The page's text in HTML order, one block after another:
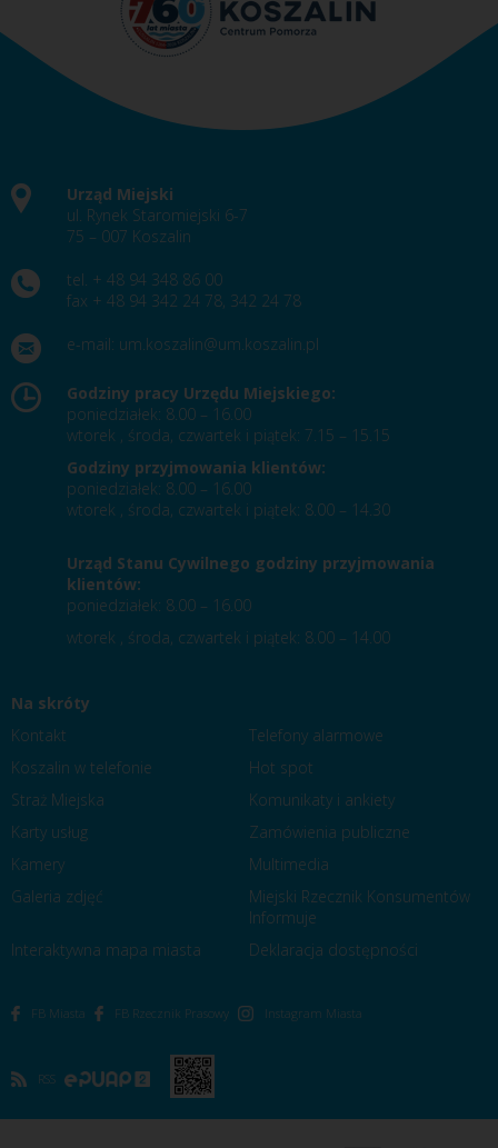
Urząd Miejski
ul. Rynek Staromiejski 6-7
75 – 007 Koszalin
tel. + 48 94 348 86 00
fax + 48 94 342 24 78, 342 24 78
e-mail: um.koszalin@um.koszalin.pl
Godziny pracy Urzędu Miejskiego:
poniedziałek: 8.00 – 16.00
wtorek , środa, czwartek i piątek: 7.15 – 15.15
Godziny przyjmowania klientów:
poniedziałek: 8.00 – 16.00
wtorek , środa, czwartek i piątek: 8.00 – 14.30
Urząd Stanu Cywilnego godziny przyjmowania
klientów:
poniedziałek: 8.00 – 16.00
wtorek , środa, czwartek i piątek: 8.00 – 14.00
Na skróty
Kontakt
Telefony alarmowe
Koszalin w telefonie
Hot spot
Straż Miejska
Komunikaty i ankiety
Karty usług
Zamówienia publiczne
Kamery
Multimedia
Galeria zdjęć
Miejski Rzecznik Konsumentów
Informuje
Interaktywna mapa miasta
Deklaracja dostępności
FB Miasta FB Rzecznik Prasowy Instagram Miasta
RSS